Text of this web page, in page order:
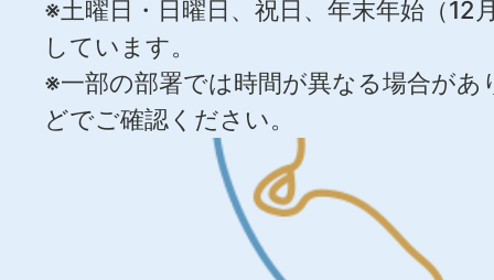
※土曜日・日曜日、祝日、年末年始（12
しています。
※一部の部署では時間が異なる場合が
どでご確認ください。